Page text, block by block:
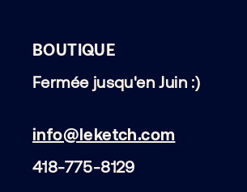
BOUTIQUE
Fermée jusqu'en Juin :)
info@leketch.com
418-775-8129